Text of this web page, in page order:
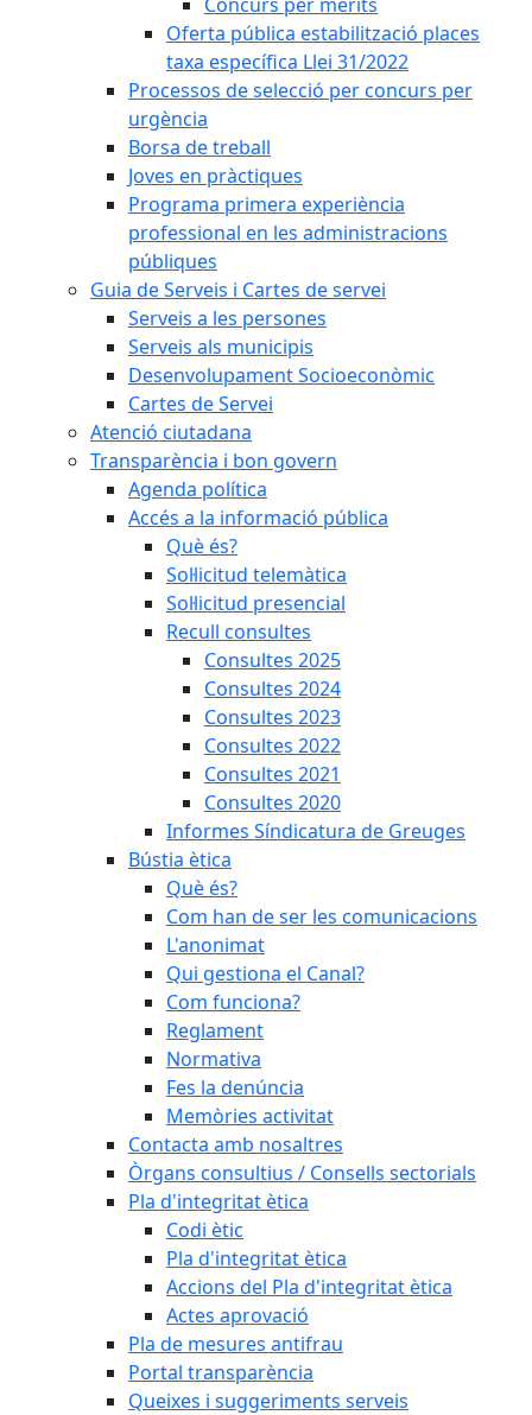
Oferta pública estabilització places
taxa específica Llei 31/2022
Processos de selecció per concurs per
urgència
Borsa de treball
Joves en pràctiques
Programa primera experiència
professional en les administracions
públiques
Guia de Serveis i Cartes de servei
Serveis a les persones
Serveis als municipis
Desenvolupament Socioeconòmic
Cartes de Servei
Atenció ciutadana
Transparència i bon govern
Agenda política
Accés a la informació pública
Què és?
Sol·licitud telemàtica
Sol·licitud presencial
Recull consultes
Consultes 2025
Consultes 2024
Consultes 2023
Consultes 2022
Consultes 2021
Consultes 2020
Informes Síndicatura de Greuges
Bústia ètica
Què és?
Com han de ser les comunicacions
L'anonimat
Qui gestiona el Canal?
Com funciona?
Reglament
Normativa
Fes la denúncia
Memòries activitat
Contacta amb nosaltres
Òrgans consultius / Consells sectorials
Pla d'integritat ètica
Codi ètic
Pla d'integritat ètica
Accions del Pla d'integritat ètica
Actes aprovació
Pla de mesures antifrau
Portal transparència
Queixes i suggeriments serveis